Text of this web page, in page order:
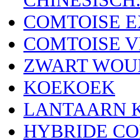
COMTOISE
COMTOISE
ZWART
KOEKOEK
LANTAARN
HYBRIDE